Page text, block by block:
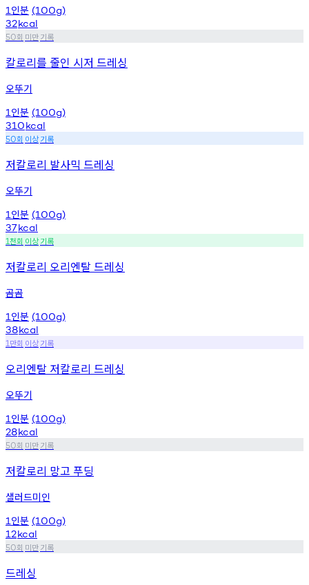
1 인분 (100g)
32kcal
50회 미만기록
칼로리를 줄인 시저 드레싱
오뚜기
1 인분 (100g)
310kcal
50회 이상기록
저칼로리 발사믹 드레싱
오뚜기
1 인분 (100g)
37kcal
1천회 이상기록
저칼로리 오리엔탈 드레싱
곰곰
1 인분 (100g)
38kcal
1 만회 이상기록
오리엔탈 저칼로리 드레싱
오뚜기
1 인분 (100g)
28kcal
50회 미만기록
저칼로리 망고 푸딩
샐러드미인
1 인분 (100g)
12kcal
50회 미만기록
드레싱